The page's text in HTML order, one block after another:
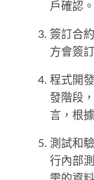
戶確認。
簽訂合
方會簽
程式開
發階段
言，根
測試和
行內部